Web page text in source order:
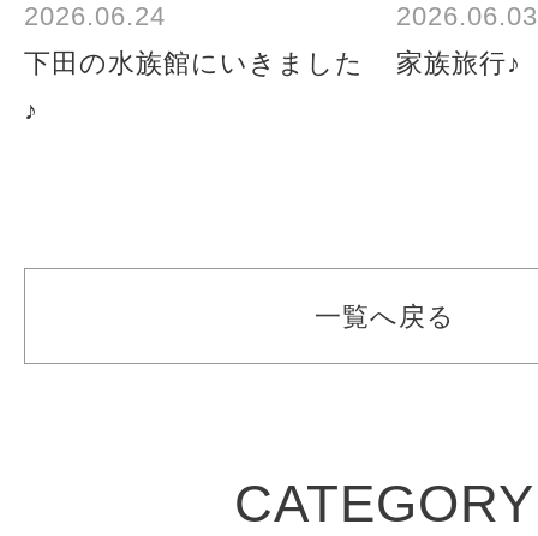
2026.06.24
下田の水族館にいきました
♪
2026.06.03
家族旅行♪
一覧へ戻る
CATEGORY